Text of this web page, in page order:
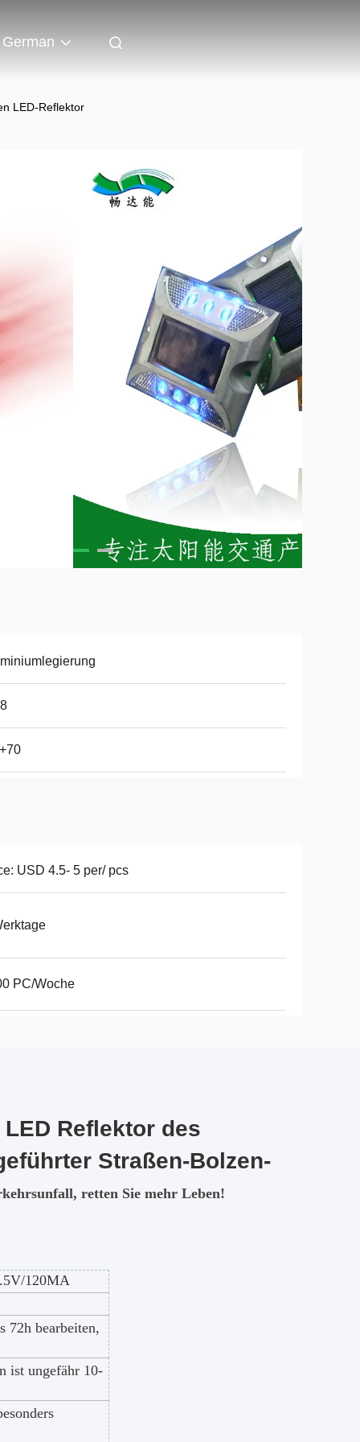
German
LED-Reflektor
USD 4.5- 5 per/ pcs
PC/Woche
Reflektor des
Straßen-Bolzen-
retten Sie mehr Leben!
120MA
72h bearbeiten,
ist ungefähr 10-